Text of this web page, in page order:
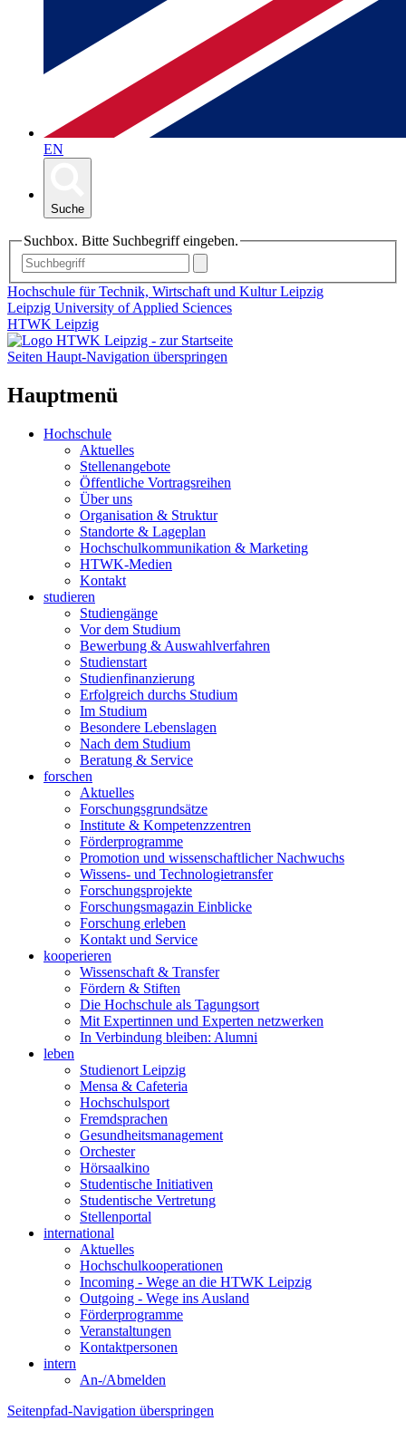
EN
Suche
Suchbox. Bitte Suchbegriff eingeben.
Hochschule für Technik, Wirtschaft und Kultur Leipzig
Leipzig University of Applied Sciences
HTWK Leipzig
Seiten Haupt-Navigation überspringen
Hauptmenü
Hochschule
Aktuelles
Stellenangebote
Öffentliche Vortragsreihen
Über uns
Organisation & Struktur
Standorte & Lageplan
Hochschulkommunikation & Marketing
HTWK-Medien
Kontakt
studieren
Studiengänge
Vor dem Studium
Bewerbung & Auswahlverfahren
Studienstart
Studienfinanzierung
Erfolgreich durchs Studium
Im Studium
Besondere Lebenslagen
Nach dem Studium
Beratung & Service
forschen
Aktuelles
Forschungsgrundsätze
Institute & Kompetenzzentren
Förderprogramme
Promotion und wissenschaftlicher Nachwuchs
Wissens- und Technologietransfer
Forschungsprojekte
Forschungsmagazin Einblicke
Forschung erleben
Kontakt und Service
kooperieren
Wissenschaft & Transfer
Fördern & Stiften
Die Hochschule als Tagungsort
Mit Expertinnen und Experten netzwerken
In Verbindung bleiben: Alumni
leben
Studienort Leipzig
Mensa & Cafeteria
Hochschulsport
Fremdsprachen
Gesundheitsmanagement
Orchester
Hörsaalkino
Studentische Initiativen
Studentische Vertretung
Stellenportal
international
Aktuelles
Hochschulkooperationen
Incoming - Wege an die HTWK Leipzig
Outgoing - Wege ins Ausland
Förderprogramme
Veranstaltungen
Kontaktpersonen
intern
An-/Abmelden
Seitenpfad-Navigation überspringen